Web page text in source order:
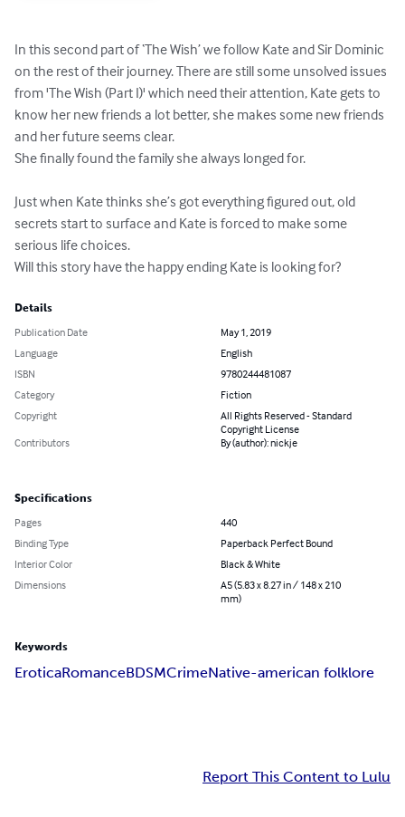
In this second part of ‘The Wish’ we follow Kate and Sir Dominic
on the rest of their journey. There are still some unsolved issues
from 'The Wish (Part I)' which need their attention, Kate gets to
know her new friends a lot better, she makes some new friends
and her future seems clear.
She finally found the family she always longed for.
Just when Kate thinks she’s got everything figured out, old
secrets start to surface and Kate is forced to make some
serious life choices.
Will this story have the happy ending Kate is looking for?
Details
Publication Date
May 1, 2019
Language
English
ISBN
9780244481087
Category
Fiction
Copyright
All Rights Reserved - Standard
Copyright License
Contributors
By (author): nickje
Specifications
Pages
440
Binding Type
Paperback Perfect Bound
Interior Color
Black & White
Dimensions
A5 (5.83 x 8.27 in / 148 x 210
mm)
Keywords
EroticaRomanceBDSMCrimeNative-american folklore
Report This Content to Lulu